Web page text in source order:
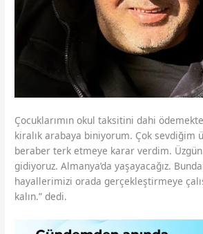
Çocuklarımın okul taksitini dahi
kiralık arabaya biniyorum. Çok sevdiğim
beraber terk etmeye karar verdim.
gidiyoruz. Almanya’da yaşayacağız.
hayallerimizi orada gerçekleştirmeye
kalın.” dedi.